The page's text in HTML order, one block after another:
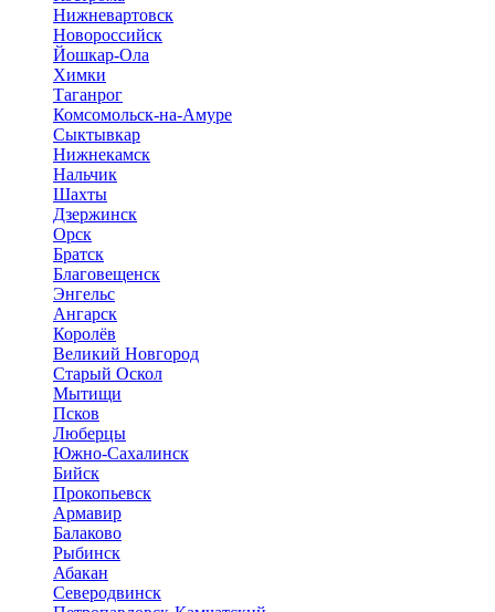
Нижневартовск
Новороссийск
Йошкар-Ола
Химки
Таганрог
Комсомольск-на-Амуре
Сыктывкар
Нижнекамск
Нальчик
Шахты
Дзержинск
Орск
Братск
Благовещенск
Энгельс
Ангарск
Королёв
Великий Новгород
Старый Оскол
Мытищи
Псков
Люберцы
Южно-Сахалинск
Бийск
Прокопьевск
Армавир
Балаково
Рыбинск
Абакан
Северодвинск